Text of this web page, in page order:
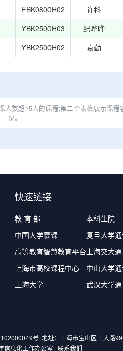
FBK0800H02 许科
YBK2500H03 纪晔晔
YBK2500H02 袁勤
数超15人的课程;第二个表格展示课程
况。
快速链接
教 育 部
中国大学慕课
高等教育智慧教育平台
上海市高校课程中心
上海大学
本科生院
复旦大学
上海交大
中山大学
武汉大学
号 地址：上海市宝山区上大路
信息化工作办公室 联系我们